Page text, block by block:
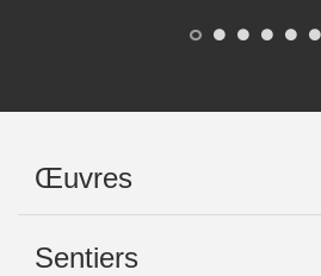
Œuvres
Sentiers